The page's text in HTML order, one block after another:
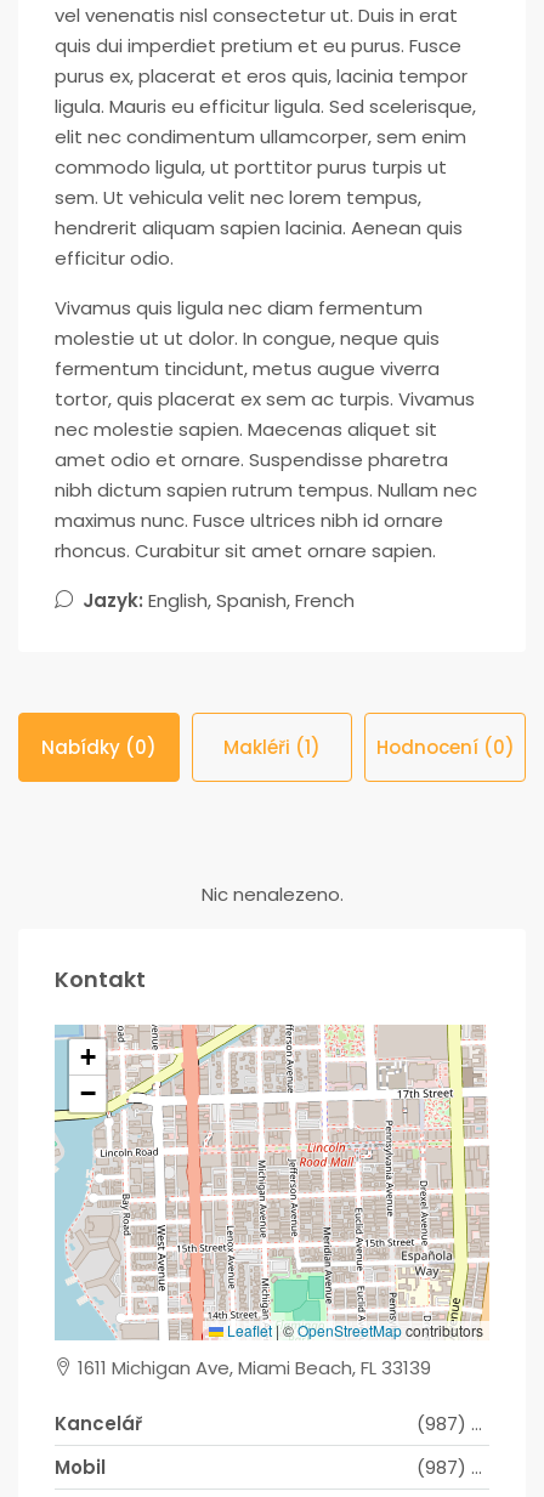
vel venenatis nisl consectetur ut. Duis in erat
quis dui imperdiet pretium et eu purus. Fusce
purus ex, placerat et eros quis, lacinia tempor
ligula. Mauris eu efficitur ligula. Sed scelerisque,
elit nec condimentum ullamcorper, sem enim
commodo ligula, ut porttitor purus turpis ut
sem. Ut vehicula velit nec lorem tempus,
hendrerit aliquam sapien lacinia. Aenean quis
efficitur odio.
Vivamus quis ligula nec diam fermentum
molestie ut ut dolor. In congue, neque quis
fermentum tincidunt, metus augue viverra
tortor, quis placerat ex sem ac turpis. Vivamus
nec molestie sapien. Maecenas aliquet sit
amet odio et ornare. Suspendisse pharetra
nibh dictum sapien rutrum tempus. Nullam nec
maximus nunc. Fusce ultrices nibh id ornare
rhoncus. Curabitur sit amet ornare sapien.
Jazyk: English, Spanish, French
Nabídky (0) Makléři (1) Hodnocení (0)
Nic nenalezeno.
Kontakt
+
−
Leaflet|©OpenStreetMapcontributors
1611 Michigan Ave, Miami Beach, FL 33139
Kancelář
(987) 654 1234
Mobil
(987) 654 8765